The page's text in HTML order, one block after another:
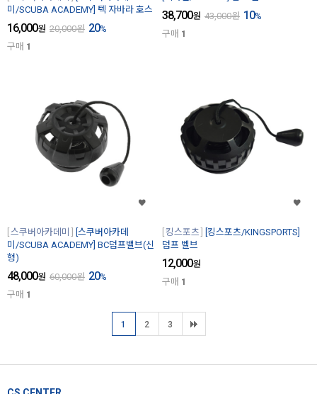
미/SCUBA ACADEMY] 텍 자바라 호스
16,000원 20,000원 20%
구매 1
38,700원 43,000원 10%
구매 1
스쿠버아카데미
[스쿠버아카데
미/SCUBA ACADEMY] BC덤프밸브(신
형)
48,000원 60,000원 20%
구매 1
킹스포츠
[킹스포츠/KINGSPORTS]
덤프 벨브
12,000원
구매 1
1 2 3